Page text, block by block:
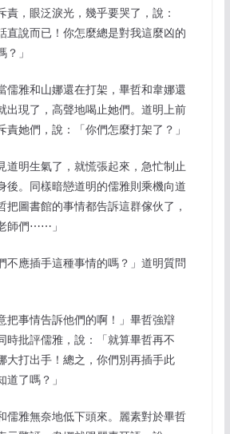
責，眼泛淚光，幾乎要哭了，說：
直說而已！你怎麼總是對我這麼凶的
」
儒雅和山娜還在打架，畢哲和韋娜還
出現了，高聲地喝止她們。道明上前
責她們，說：「你們怎麼打架了？」
道明生氣了，就慌張起來，急忙制止
後。同樣暗戀道明的儒雅則乘機向道
把圖書館的事情都告訴這群傢伙了，
師們⋯⋯」
不應插手這種事情的嗎？」道明質問
把事情告訴他們的啊！」畢哲強辯
時批評儒雅，說：「就算畢哲再不
大打出手！總之，你們別再插手此
了嗎？」
儒雅無奈地低下頭來。麗素對於畢哲